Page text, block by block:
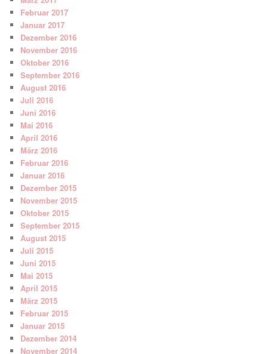
Februar 2017
Januar 2017
Dezember 2016
November 2016
Oktober 2016
September 2016
August 2016
Juli 2016
Juni 2016
Mai 2016
April 2016
März 2016
Februar 2016
Januar 2016
Dezember 2015
November 2015
Oktober 2015
September 2015
August 2015
Juli 2015
Juni 2015
Mai 2015
April 2015
März 2015
Februar 2015
Januar 2015
Dezember 2014
November 2014